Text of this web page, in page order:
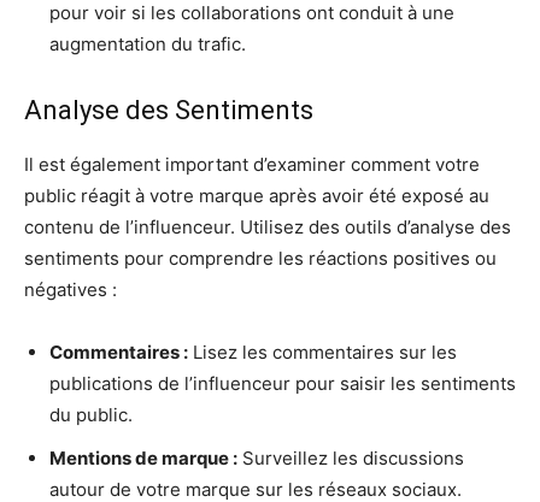
pour voir si les collaborations ont conduit à une
augmentation du trafic.
Analyse des Sentiments
Il est également important d’examiner comment votre
public réagit à votre marque après avoir été exposé au
contenu de l’influenceur. Utilisez des outils d’analyse des
sentiments pour comprendre les réactions positives ou
négatives :
Commentaires : Lisez les commentaires sur les
publications de l’influenceur pour saisir les sentiments
du public.
Mentions de marque : Surveillez les discussions
autour de votre marque sur les réseaux sociaux.